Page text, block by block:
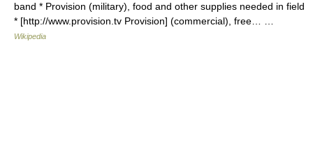
band * Provision (military), food and other supplies needed in field
* [http://www.provision.tv Provision] (commercial), free… …
Wikipedia